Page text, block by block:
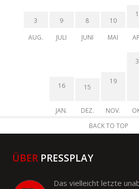
3
AUG.
9
JULI
8
JUNI
10
MAI
16
JAN.
15
DEZ.
19
NOV.
BACK TO TOP
ÜBER PRESSPLAY
Das vielleicht letzte